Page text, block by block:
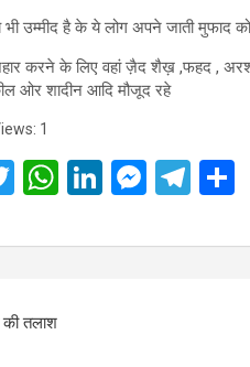
उम्मीद है के ये लोग अपने जाती मुफाद
करने के लिए वहां ज़ैद शैख़ ,फहद , अरशद
ओर शादीन आदि मौजूद रहे
1
T
tt
W
at
Li
ke
M
se
T
e
तलाश